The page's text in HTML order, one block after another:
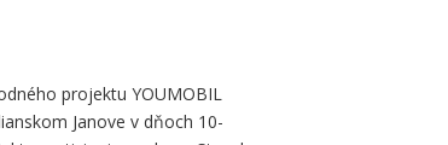
projektu YOUMOBIL
Janove v dňoch 10-